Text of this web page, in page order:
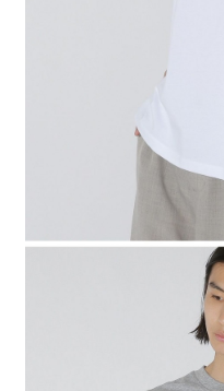
１．透過由恩沛科技股份有限公
易，需依本服務之必要範圍內提
權轉讓予恩沛科技股份有限公司。
３．未成年的使用者請事先徵得
「AFTEE先享後付」，若未經同
４．使用「AFTEE先享後付」時
時審查核予不同之上限額度；若
請求用戶進行身份認證。
５．嚴禁一人註冊多個帳號或使
恩沛科技股份有限公司將有權停